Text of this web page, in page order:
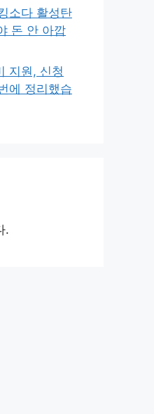
소다 활성탄
돈 안 아깝
지원, 신청
에 정리했습
.